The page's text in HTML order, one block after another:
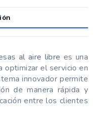
al aire libre es una
optimizar el servicio en
innovador permite
de manera rápida y
entre los clientes